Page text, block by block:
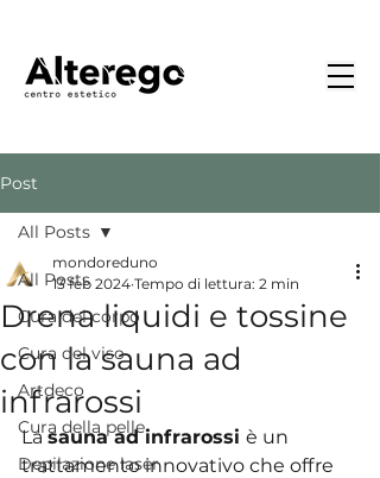
Post
All Posts
Cura del corpo
Cura del viso
Artdeco
Cura della pelle
Depilazione laser
All Posts
Drena liquidi e tossine
con la sauna ad
infrarossi
mondoreduno
13 feb 2024 Tempo di lettura: 2 min
La sauna ad infrarossi è un
trattamento innovativo che offre